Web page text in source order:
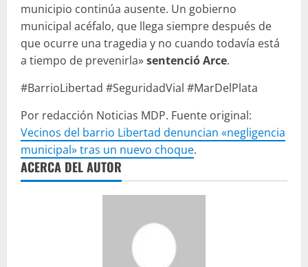
municipio continúa ausente. Un gobierno
municipal acéfalo, que llega siempre después de
que ocurre una tragedia y no cuando todavía está
a tiempo de prevenirla»sentenció Arce.
#BarrioLibertad #SeguridadVial #MarDelPlata
Por redacción Noticias MDP. Fuente original:
Vecinos del barrio Libertad denuncian «negligencia
municipal» tras un nuevo choque.
ACERCA DEL AUTOR